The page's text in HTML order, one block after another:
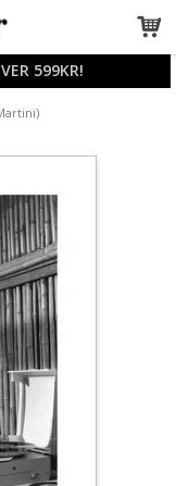
599KR!